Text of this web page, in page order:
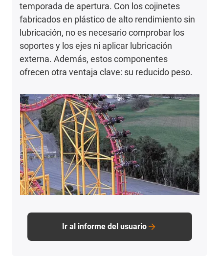
temporada de apertura. Con los cojinetes
fabricados en plástico de alto rendimiento sin
lubricación, no es necesario comprobar los
soportes y los ejes ni aplicar lubricación
externa. Además, estos componentes
ofrecen otra ventaja clave: su reducido peso.
Ir al informe del usuario